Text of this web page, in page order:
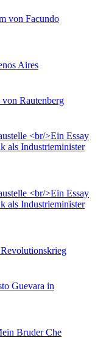
von Facundo
Aires
Rautenberg
<br/>Ein Essay
als Industrieminister
<br/>Ein Essay
als Industrieminister
Guevara in
Bruder Che